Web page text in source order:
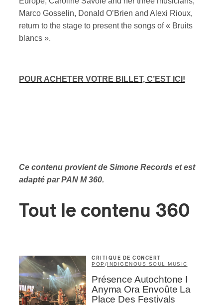
Marco Gosselin, Donald O’Brien and Alexi Rioux,
return to the stage to present the songs of « Bruits
blancs ».
POUR ACHETER VOTRE BILLET, C’EST ICI!
Ce contenu provient de Simone Records et est
adapté par PAN M 360.
Tout le contenu 360
CRITIQUE DE CONCERT
POP /INDIGENOUS SOUL MUSIC
Présence Autochtone I
Anyma Ora Envoûte La
Place Des Festivals